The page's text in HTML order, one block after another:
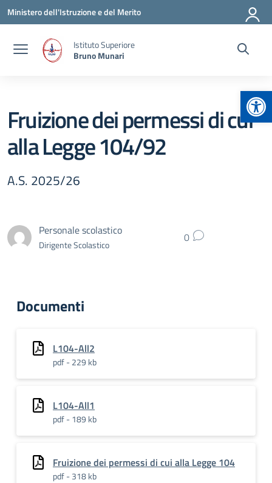
Vai ai contenuti
Vai al menu di navigazione
Vai al footer
Ministero dell'Istruzione e del Merito
Istituto Superiore
Bruno Munari
Fruizione dei permessi di cui
alla Legge 104/92
A.S. 2025/26
Personale scolastico
Dirigente Scolastico 0
Documenti
L104-All2
pdf - 229 kb
L104-All1
pdf - 189 kb
Fruizione dei permessi di cui alla Legge 104
pdf - 318 kb